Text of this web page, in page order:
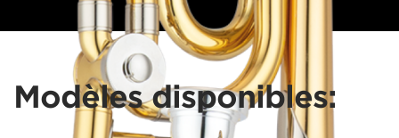
Modèles disponibles: